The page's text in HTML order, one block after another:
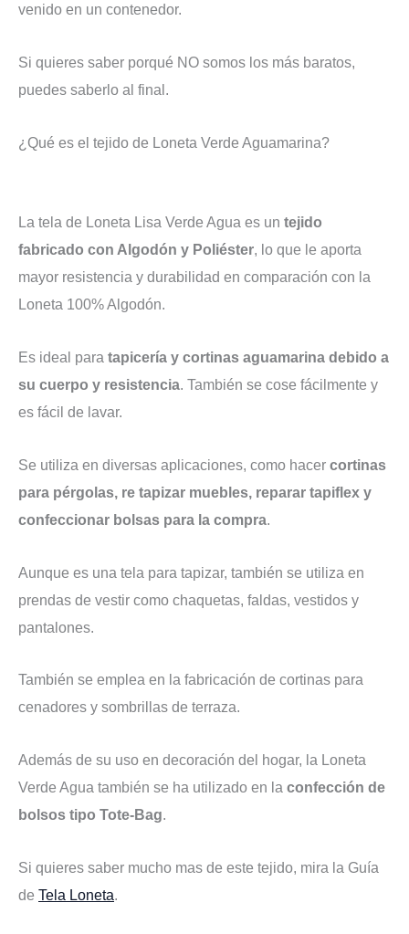
venido en un contenedor.
Si quieres saber porqué NO somos los más baratos,
puedes saberlo al final.
¿Qué es el tejido de Loneta Verde Aguamarina?
La tela de Loneta Lisa Verde Agua es un tejido
fabricado con Algodón y Poliéster, lo que le aporta
mayor resistencia y durabilidad en comparación con la
Loneta 100% Algodón.
Es ideal para tapicería y cortinas aguamarina debido a
su cuerpo y resistencia. También se cose fácilmente y
es fácil de lavar.
Se utiliza en diversas aplicaciones, como hacer cortinas
para pérgolas, re tapizar muebles, reparar tapiflex y
confeccionar bolsas para la compra.
Aunque es una tela para tapizar, también se utiliza en
prendas de vestir como chaquetas, faldas, vestidos y
pantalones.
También se emplea en la fabricación de cortinas para
cenadores y sombrillas de terraza.
Además de su uso en decoración del hogar, la Loneta
Verde Agua también se ha utilizado en la confección de
bolsos tipo Tote-Bag.
Si quieres saber mucho mas de este tejido, mira la Guía
de Tela Loneta.